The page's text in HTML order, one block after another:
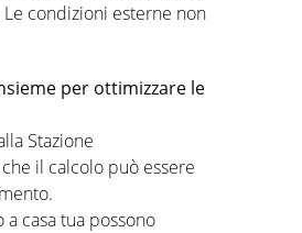
condizioni esterne non
per ottimizzare le
Stazione
il calcolo può essere
casa tua possono